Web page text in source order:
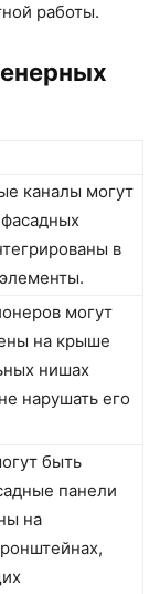
работы.
каналы могут
в
могут
на крыше
нишах
нарушать его
быть
панели
на